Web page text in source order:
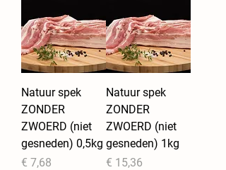
Natuur spek
ZONDER
ZWOERD (niet
gesneden) 0,5kg
Prijs
€ 7,68
Natuur spek
ZONDER
ZWOERD (niet
gesneden) 1kg
Prijs
€ 15,36